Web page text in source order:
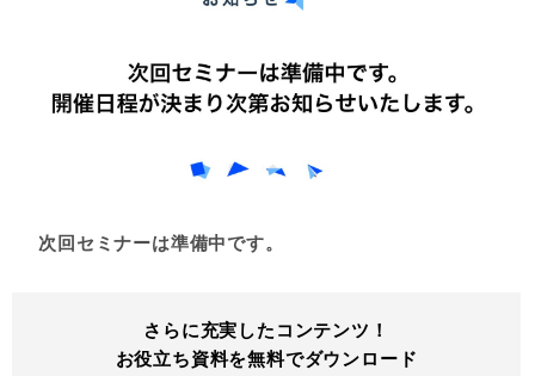
次回セミナーは準備中です。
さらに充実したコンテンツ！
お役立ち資料を無料でダウンロード